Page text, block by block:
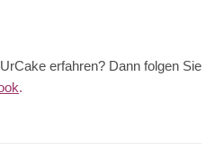
erfahren? Dann folgen Sie
.